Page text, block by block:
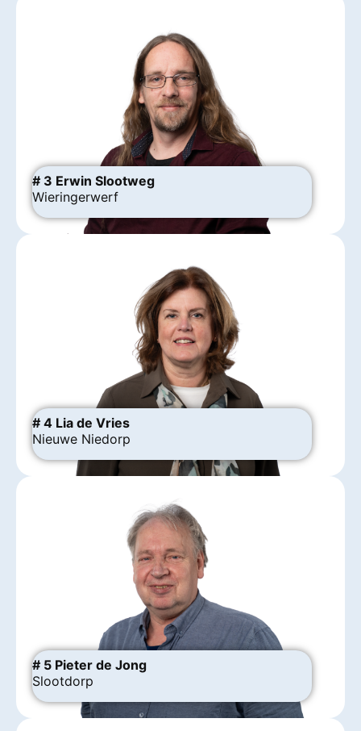
# 3 Erwin Slootweg
Wieringerwerf
# 4 Lia de Vries
Nieuwe Niedorp
# 5 Pieter de Jong
Slootdorp